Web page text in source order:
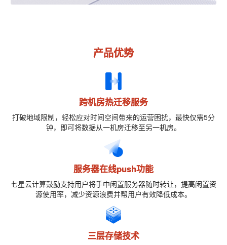
产品优势
跨机房热迁移服务
打破地域限制，轻松应对时间空间带来的运营困扰，最快仅需5分
钟，即可将数据从一机房迁移至另一机房。
服务器在线push功能
七星云计算鼓励支持用户将手中闲置服务器随时转让，提高闲置资
源使用率，减少资源浪费并帮用户有效降低成本。
三层存储技术